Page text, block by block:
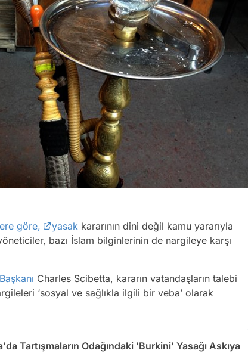
göre, yasak kararının dini değil kamu yararıyla
bazı İslam bilginlerinin de nargileye karşı
Charles Scibetta, kararın vatandaşların talebi
‘sosyal ve sağlıkla ilgili bir veba’ olarak
Tartışmaların Odağındaki 'Burkini' Yasağı Askıya